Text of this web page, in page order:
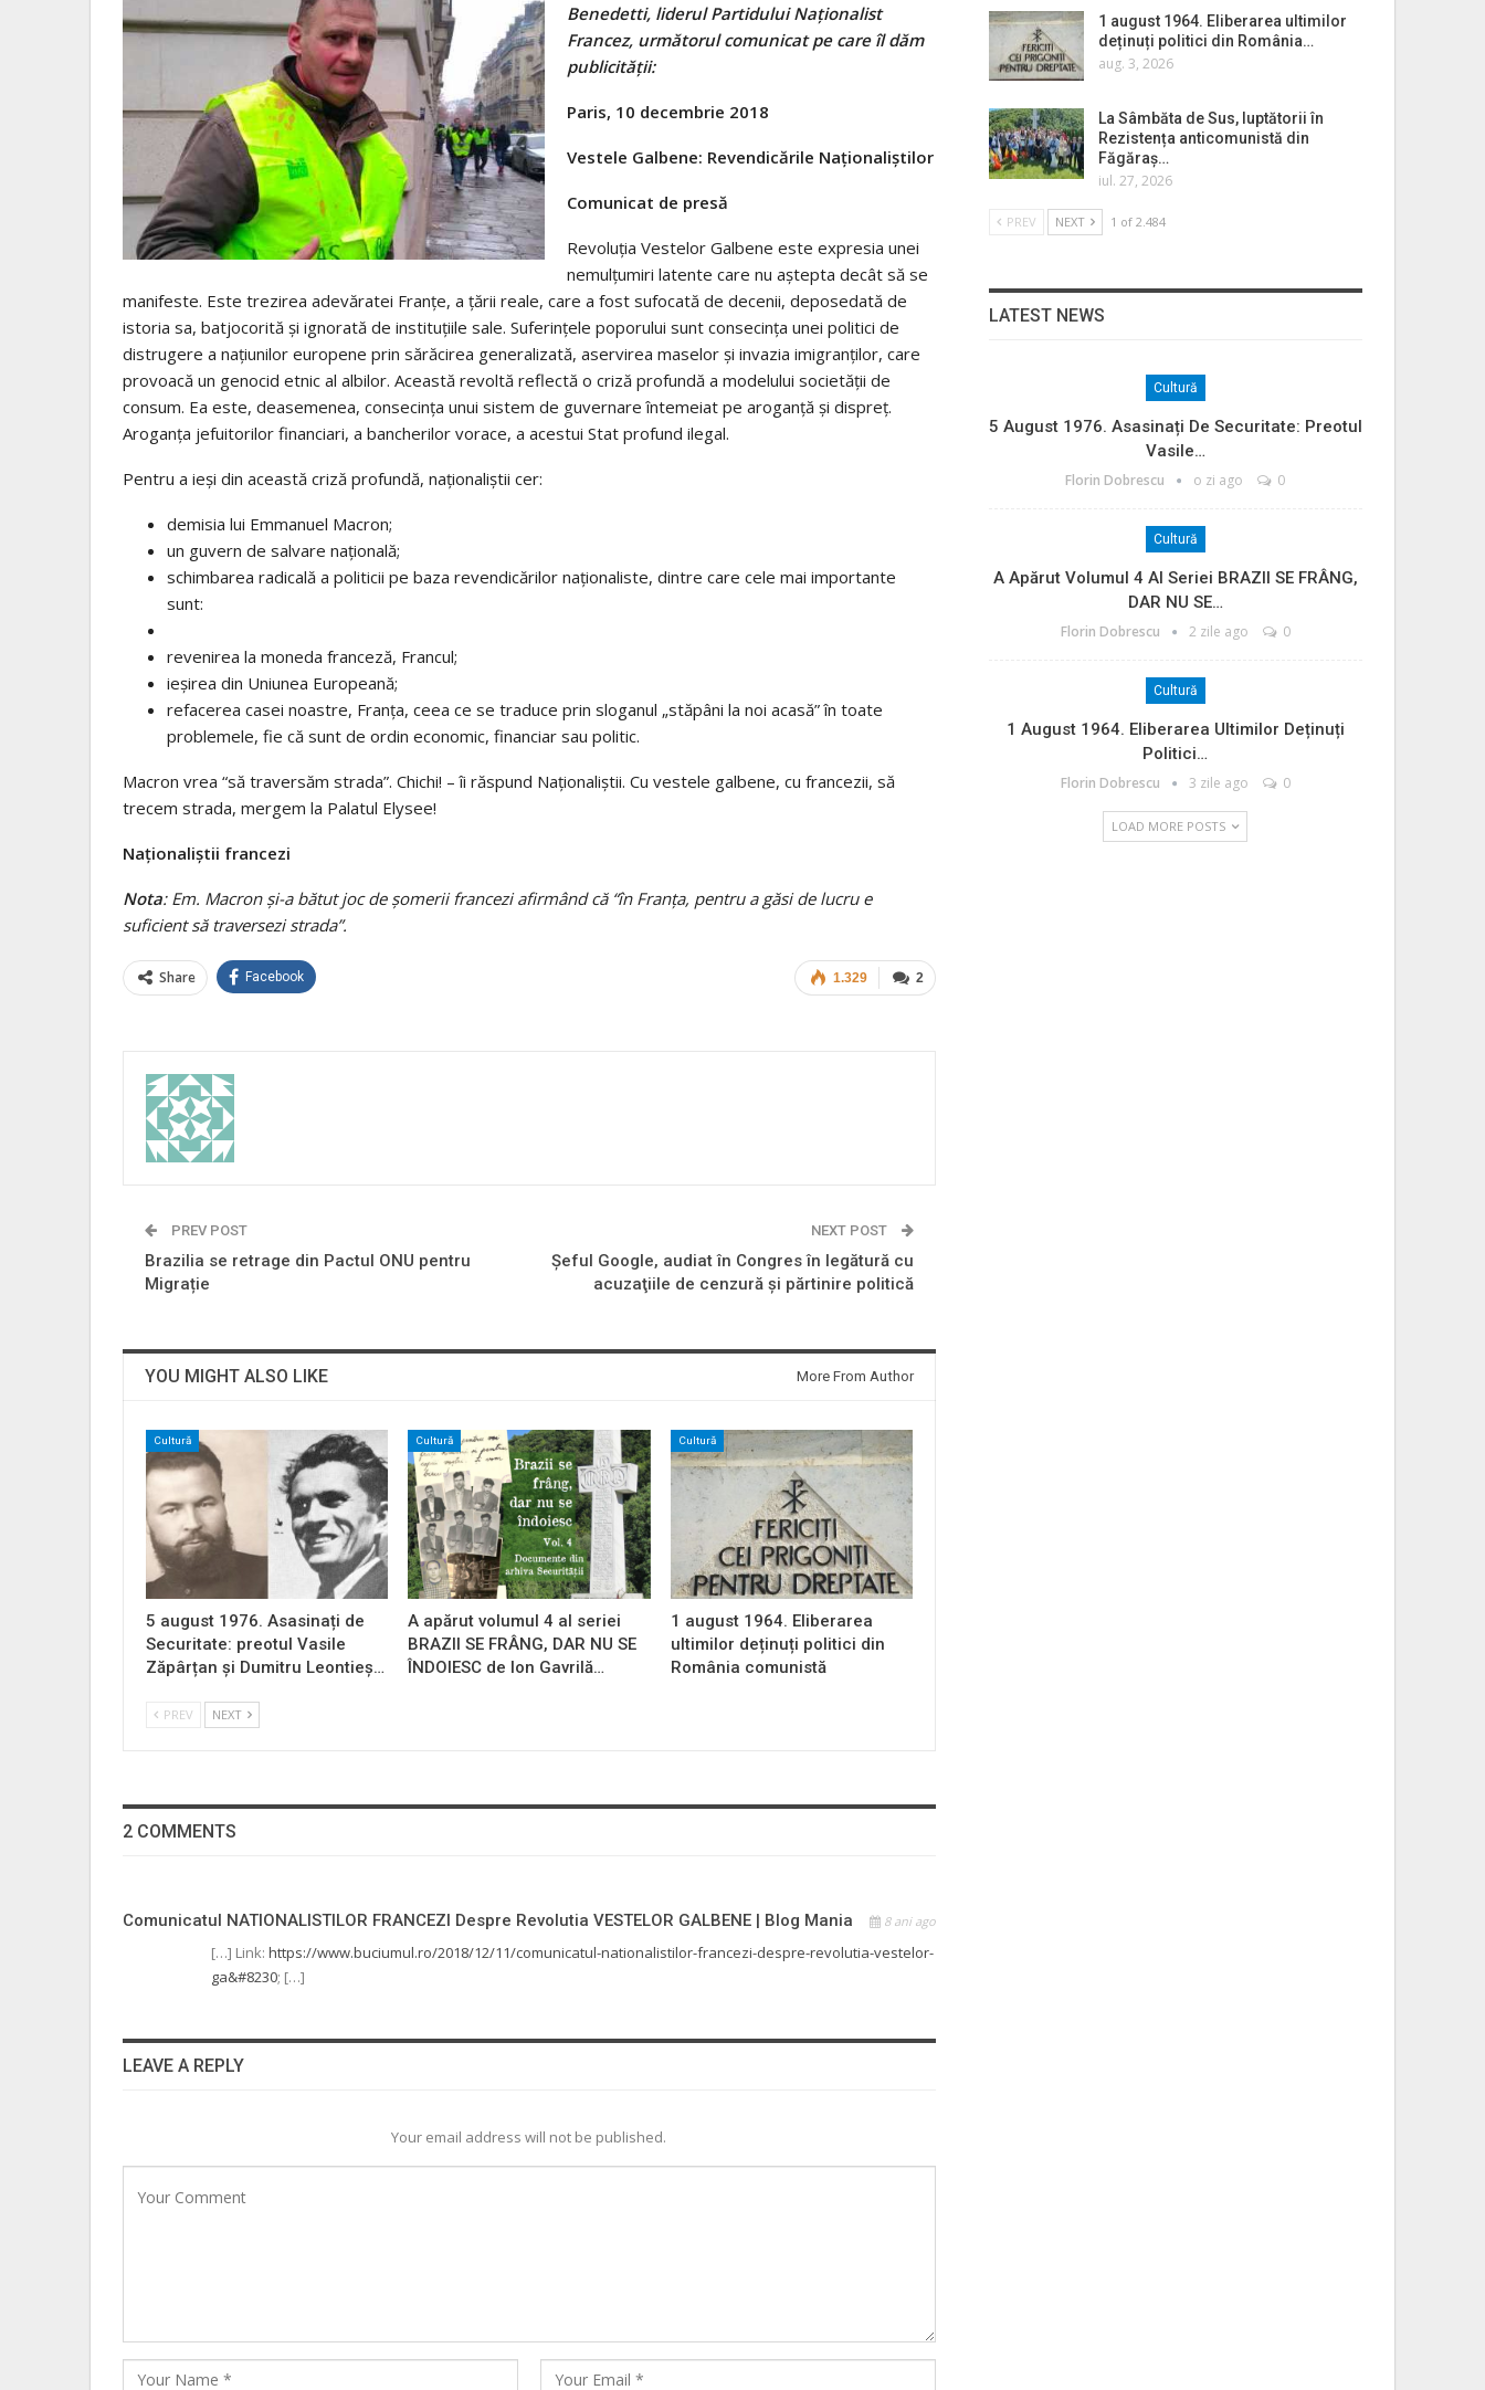
Benedetti, liderul Partidului Naționalist
Francez, următorul comunicat pe care îl dăm
publicității:
Paris, 10 decembrie 2018
Vestele Galbene: Revendicările Naționaliștilor
Comunicat de presă
Revoluția Vestelor Galbene este expresia unei
nemulțumiri latente care nu aștepta decât să se
manifeste. Este trezirea adevăratei Franțe, a țării reale, care a fost sufocată de decenii, deposedată de
istoria sa, batjocorită și ignorată de instituțiile sale. Suferințele poporului sunt consecința unei politici de
distrugere a națiunilor europene prin sărăcirea generalizată, aservirea maselor și invazia imigranților, care
provoacă un genocid etnic al albilor. Această revoltă reflectă o criză profundă a modelului societății de
consum. Ea este, deasemenea, consecința unui sistem de guvernare întemeiat pe aroganță și dispreț.
Aroganța jefuitorilor financiari, a bancherilor vorace, a acestui Stat profund ilegal.
Pentru a ieși din această criză profundă, naționaliștii cer:
demisia lui Emmanuel Macron;
un guvern de salvare națională;
schimbarea radicală a politicii pe baza revendicărilor naționaliste, dintre care cele mai importante
sunt:
revenirea la moneda franceză, Francul;
ieșirea din Uniunea Europeană;
refacerea casei noastre, Franța, ceea ce se traduce prin sloganul „stăpâni la noi acasă” în toate
problemele, fie că sunt de ordin economic, financiar sau politic.
Macron vrea “să traversăm strada”. Chichi! – îi răspund Naționaliștii. Cu vestele galbene, cu francezii, să
trecem strada, mergem la Palatul Elysee!
Naționaliștii francezi
Nota: Em. Macron și-a bătut joc de șomerii francezi afirmând că “în Franța, pentru a găsi de lucru e
suficient să traversezi strada”.
2
1.329
Share Facebook
PREV POST
Brazilia se retrage din Pactul ONU pentru
Migrație
NEXT POST
Şeful Google, audiat în Congres în legătură cu
acuzaţiile de cenzură şi părtinire politică
YOU MIGHT ALSO LIKE More From Author
Cultură
5 august 1976. Asasinați de
Securitate: preotul Vasile
Zăpârțan și Dumitru Leontieș…
Cultură
A apărut volumul 4 al seriei
BRAZII SE FRÂNG, DAR NU SE
ÎNDOIESC de Ion Gavrilă…
Cultură
1 august 1964. Eliberarea
ultimilor deținuți politici din
România comunistă
PREV NEXT
2 COMMENTS
Comunicatul NATIONALISTILOR FRANCEZI Despre Revolutia VESTELOR GALBENE | Blog Mania 8 ani ago
[…] Link: https://www.buciumul.ro/2018/12/11/comunicatul-nationalistilor-francezi-despre-revolutia-vestelor-
ga&#8230; […]
LEAVE A REPLY
Your email address will not be published.
1 august 1964. Eliberarea ultimilor
deținuți politici din România…
aug. 3, 2026
La Sâmbăta de Sus, luptătorii în
Rezistența anticomunistă din
Făgăraș…
iul. 27, 2026
PREV NEXT 1 of 2.484
LATEST NEWS
Cultură
5 August 1976. Asasinați De Securitate: Preotul
Vasile…
Florin Dobrescu o zi ago 0
Cultură
A Apărut Volumul 4 Al Seriei BRAZII SE FRÂNG,
DAR NU SE…
Florin Dobrescu 2 zile ago 0
Cultură
1 August 1964. Eliberarea Ultimilor Deținuți
Politici…
Florin Dobrescu 3 zile ago 0
LOAD MORE POSTS